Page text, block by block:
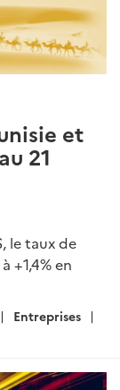
et
21
le taux de
+1,4% en
Entreprises